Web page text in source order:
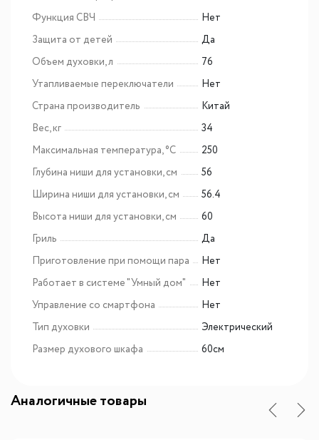
Функция СВЧ
Нет
Защита от детей
Да
Объем духовки, л
76
Утапливаемые переключатели
Нет
Страна производитель
Китай
Вес, кг
34
Максимальная температура, °C
250
Глубина ниши для установки, см
56
Ширина ниши для установки, см
56.4
Высота ниши для установки, см
60
Гриль
Да
Приготовление при помощи пара
Нет
Работает в системе "Умный дом"
Нет
Управление со смартфона
Нет
Тип духовки
Электрический
Размер духового шкафа
60см
Аналогичные товары